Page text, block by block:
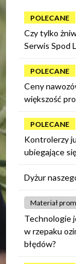
POLECANE
Czy tylko
Serwis Spod
POLECANE
Ceny
większość
POLECANE
Kontrolerzy
ubiegające
Dyżur
Materiał
Technologie
w rzepaku
błędów?